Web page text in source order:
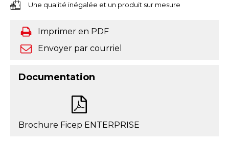
Une qualité inégalée et un produit sur mesure
Imprimer en PDF
Envoyer par courriel
Documentation
Brochure Ficep ENTERPRISE